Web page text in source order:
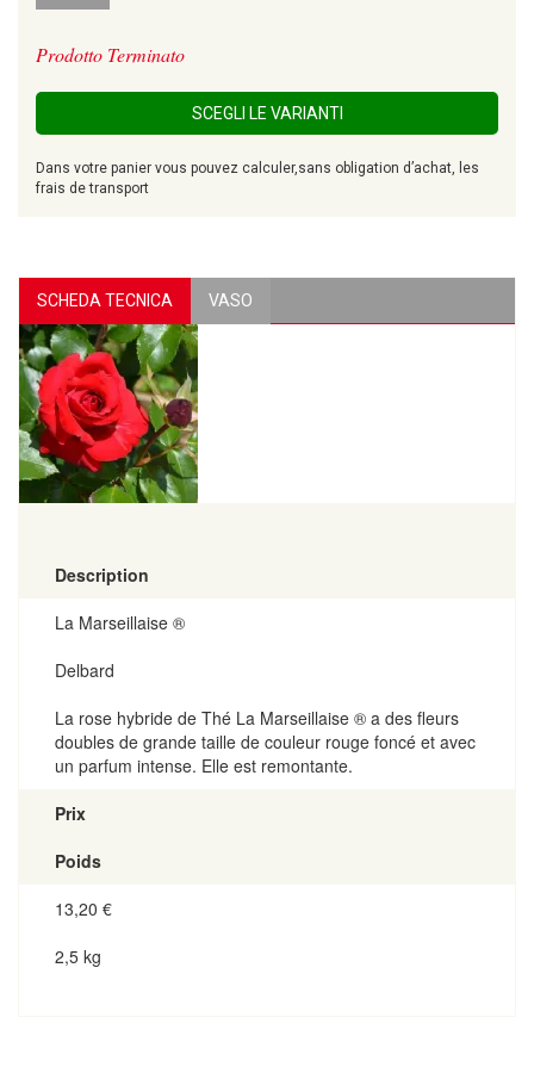
Prodotto Terminato
SCEGLI LE VARIANTI
Dans votre panier vous pouvez calculer,sans obligation d’achat, les
frais de transport
SCHEDA TECNICA VASO
Description
La Marseillaise ®
Delbard
La rose hybride de Thé La Marseillaise ® a des fleurs
doubles de grande taille de couleur rouge foncé et avec
un parfum intense. Elle est remontante.
Prix
Poids
13,20 €
2,5 kg